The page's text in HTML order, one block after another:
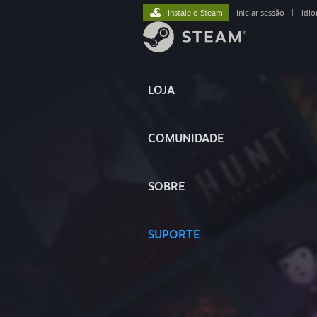
LOJA
COMUNIDADE
SOBRE
SUPORTE
Instale o Steam iniciar sessão